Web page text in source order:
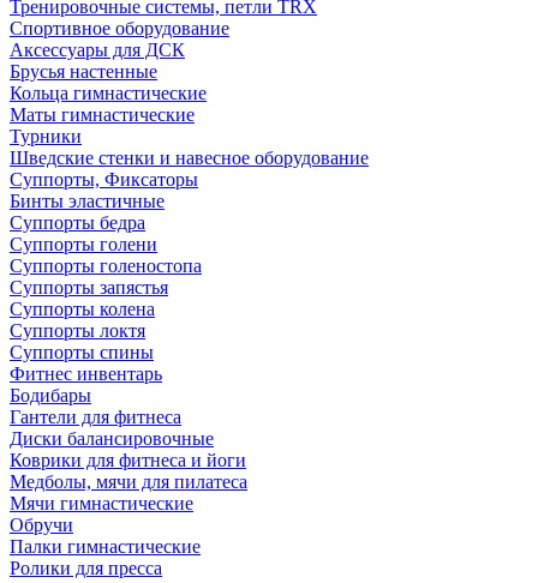
Тренировочные системы, петли TRX
Спортивное оборудование
Аксессуары для ДСК
Брусья настенные
Кольца гимнастические
Маты гимнастические
Турники
Шведские стенки и навесное оборудование
Суппорты, Фиксаторы
Бинты эластичные
Суппорты бедра
Суппорты голени
Суппорты голеностопа
Суппорты запястья
Суппорты колена
Суппорты локтя
Суппорты спины
Фитнес инвентарь
Бодибары
Гантели для фитнеса
Диски балансировочные
Коврики для фитнеса и йоги
Медболы, мячи для пилатеса
Мячи гимнастические
Обручи
Палки гимнастические
Ролики для пресса